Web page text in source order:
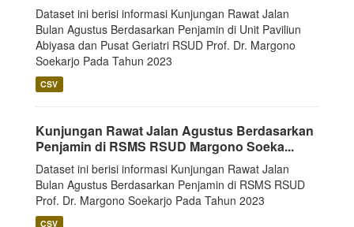
Dataset ini berisi informasi Kunjungan Rawat Jalan
Bulan Agustus Berdasarkan Penjamin di Unit Paviliun
Abiyasa dan Pusat Geriatri RSUD Prof. Dr. Margono
Soekarjo Pada Tahun 2023
CSV
Kunjungan Rawat Jalan Agustus Berdasarkan
Penjamin di RSMS RSUD Margono Soeka...
Dataset ini berisi informasi Kunjungan Rawat Jalan
Bulan Agustus Berdasarkan Penjamin di RSMS RSUD
Prof. Dr. Margono Soekarjo Pada Tahun 2023
CSV